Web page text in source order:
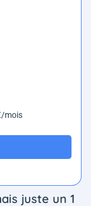
mois
juste un 1